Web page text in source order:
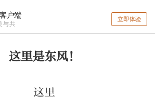
户端
与共
立即体验
这里是东风！
这里